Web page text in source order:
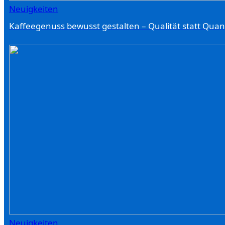
Neuigkeiten
Kaffeegenuss bewusst gestalten – Qualität statt